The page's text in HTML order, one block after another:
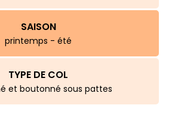
SAISON
printemps - été
TYPE DE COL
et boutonné sous pattes